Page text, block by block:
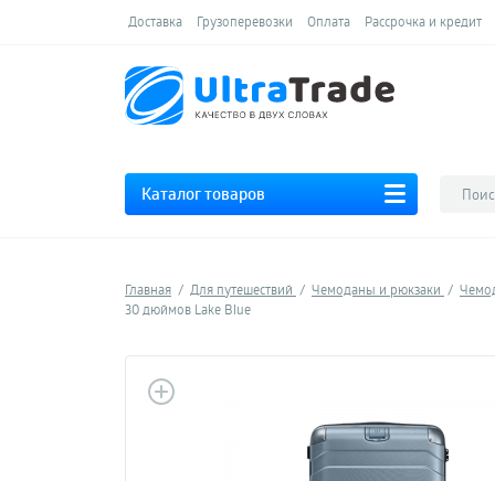
Доставка Грузоперевозки Оплата Рассрочка и кредит
Каталог товаров
Главная Для путешествий Чемоданы и рюкзаки
30 дюймов Lake Blue